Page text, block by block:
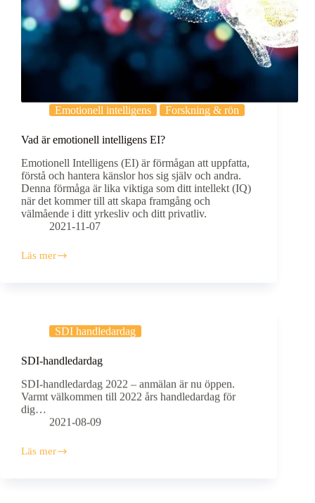
Emotionell intelligens Forskning & rön
Vad är emotionell intelligens EI?
Emotionell Intelligens (EI) är förmågan att uppfatta,
förstå och hantera känslor hos sig själv och andra.
Denna förmåga är lika viktiga som ditt intellekt (IQ)
när det kommer till att skapa framgång och
välmående i ditt yrkesliv och ditt privatliv.
2021-11-07
Läs mer
Vad
SDI handledardag
SDI-handledardag
SDI-handledardag 2022 – anmälan är nu öppen.
Varmt välkommen till 2022 års handledardag för
dig…
2021-08-09
Läs mer
SDI-